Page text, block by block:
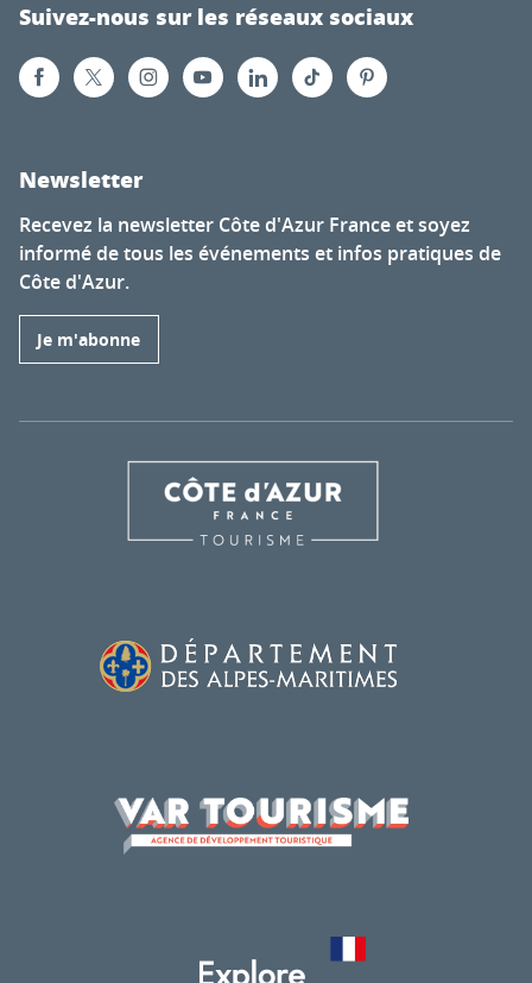
Suivez-nous sur les réseaux sociaux
Newsletter
Recevez la newsletter Côte d'Azur France et soyez
informé de tous les événements et infos pratiques de
Côte d'Azur.
Je m'abonne